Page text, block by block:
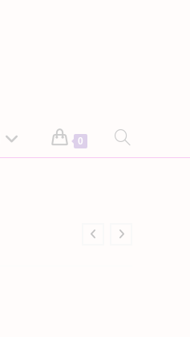
0 Website-